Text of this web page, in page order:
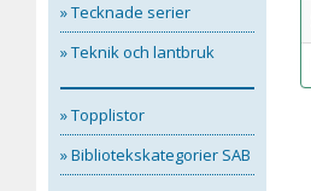
» Tecknade serier
» Teknik och lantbruk
» Topplistor
» Bibliotekskategorier SAB